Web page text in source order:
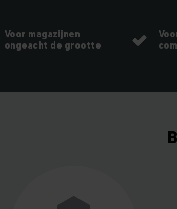
Voor magazijnen
ongeacht de grootte